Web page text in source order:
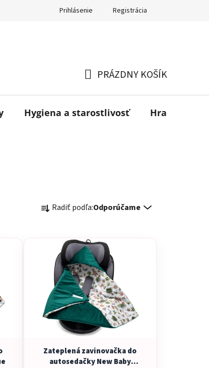
Prihlásenie Registrácia
KOŠÍK
PRÁZDNY KOŠÍK
Hygiena a starostlivosť Hračky
a
e
r
o
u
k
Radiť podľa:Odporúčame
Zateplená zavinovačka do
autosedačky New Baby